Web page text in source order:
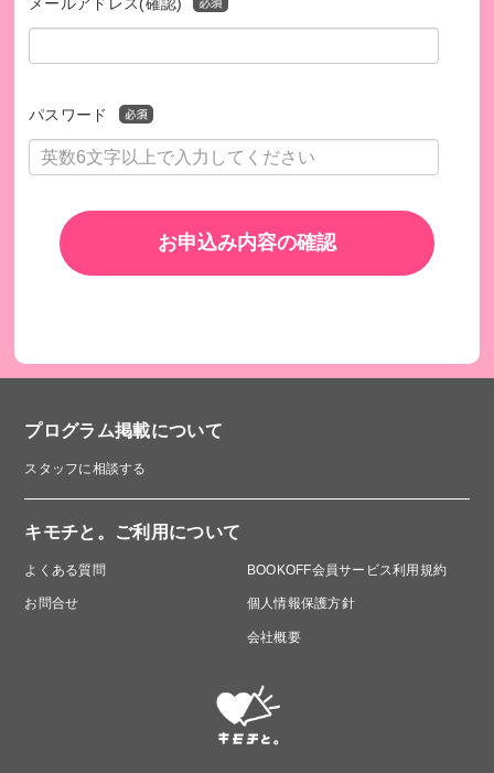
パスワード
お申込み内容の確認
プログラム掲載について
スタッフに相談する
キモチと。ご利用について
よくある質問
お問合せ
BOOKOFF会員サービス利用規約
個人情報保護方針
会社概要